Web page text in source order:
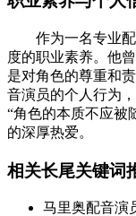
作为一名专业
度的职业素养。他
是对角色的尊重和
音演员的个人行为
“角色的本质不应被
的深厚热爱。
相关长尾关键词
马里奥配音演